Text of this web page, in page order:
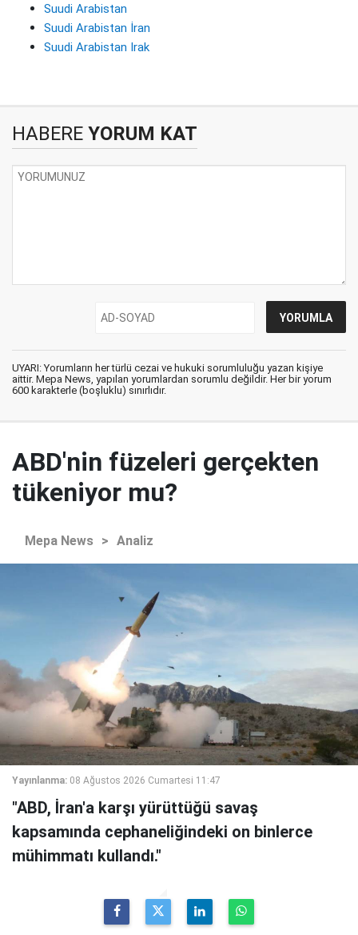
Suudi Arabistan
Suudi Arabistan İran
Suudi Arabistan Irak
HABERE YORUM KAT
UYARI: Yorumların her türlü cezai ve hukuki sorumluluğu yazan kişiye
aittir. Mepa News, yapılan yorumlardan sorumlu değildir. Her bir yorum
600 karakterle (boşluklu) sınırlıdır.
ABD'nin füzeleri gerçekten
tükeniyor mu?
Mepa News > Analiz
Yayınlanma: 08 Ağustos 2026 Cumartesi 11:47
"ABD, İran'a karşı yürüttüğü savaş
kapsamında cephaneliğindeki on binlerce
mühimmatı kullandı."